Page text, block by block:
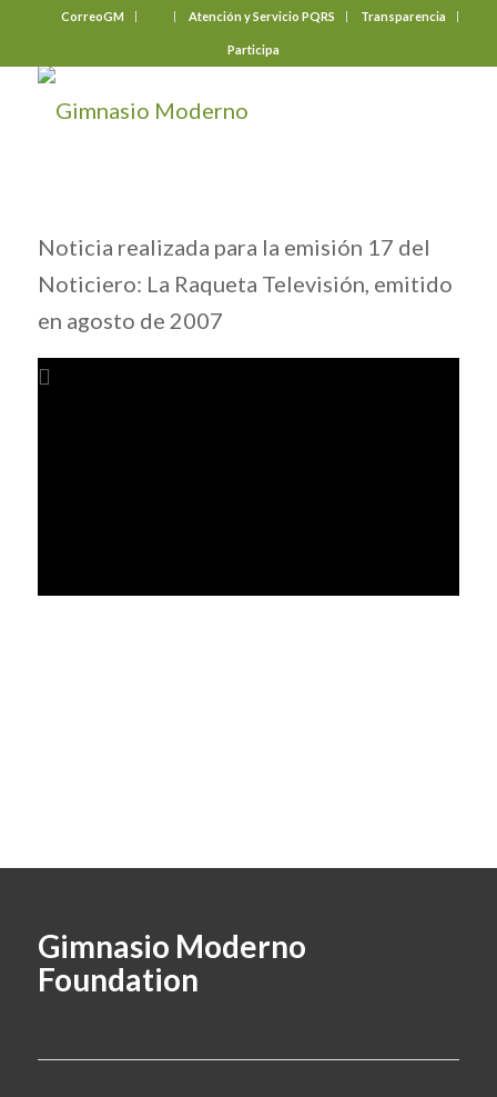
CorreoGM Atención y Servicio PQRS Transparencia
Participa
Noticia realizada para la emisión 17 del
Noticiero: La Raqueta Televisión, emitido
en agosto de 2007
Gimnasio Moderno
Foundation